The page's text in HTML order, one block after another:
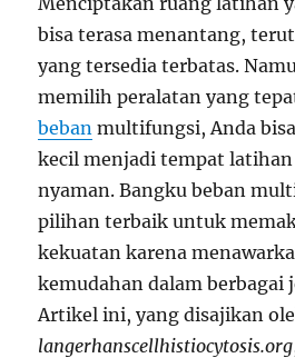
bisa terasa menantang,
yang tersedia terbatas.
memilih peralatan yang
beban multifungsi, Anda
kecil menjadi tempat
nyaman. Bangku beban
pilihan terbaik untuk
kekuatan karena
kemudahan dalam berbagai
Artikel ini, yang disajikan
langerhanscellhistiocytosis.org